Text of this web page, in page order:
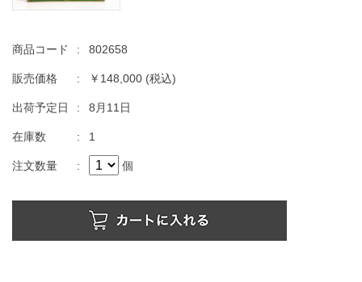
商品コード : 802658
販売価格 : ￥148,000 (税込)
出荷予定日 : 8月11日
在庫数 : 1
注文数量 : 個